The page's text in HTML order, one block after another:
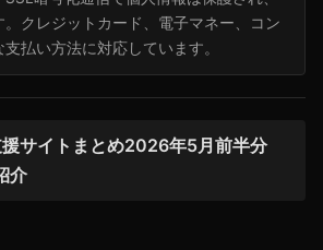
クレジットカード、電子マネー、コン
払い方法に対応しています。
サイトまとめ2026年5月前半分
介